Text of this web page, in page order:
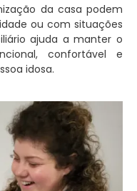
da casa podem
ou com situações
ajuda a manter o
confortável e
idosa.